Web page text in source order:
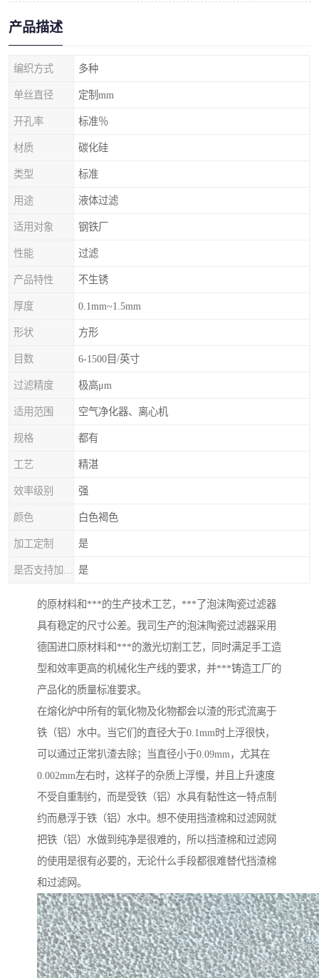
产品描述
编织方式 多种
单丝直径 定制mm
开孔率 标准％
材质 碳化硅
类型 标准
用途 液体过滤
适用对象 钢铁厂
性能 过滤
产品特性 不生锈
厚度 0.1mm~1.5mm
形状 方形
目数 6-1500目/英寸
过滤精度 极高μm
适用范围 空气净化器、离心机
规格 都有
工艺 精湛
效率级别 强
颜色 白色褐色
加工定制 是
是
的原材料和***的生产技术工艺，***了泡沫陶瓷过滤器
具有稳定的尺寸公差。我司生产的泡沫陶瓷过滤器采用
德国进口原材料和***的激光切割工艺，同时满足手工造
型和效率更高的机械化生产线的要求，并***铸造工厂的
产品化的质量标准要求。
在熔化炉中所有的氧化物及化物都会以渣的形式流离于
铁（铝）水中。当它们的直径大于0.1mm时上浮很快，
可以通过正常扒渣去除；当直径小于0.09mm，尤其在
0.002mm左右时，这样子的杂质上浮慢，并且上升速度
不受自重制约，而是受铁（铝）水具有黏性这一特点制
约而悬浮于铁（铝）水中。想不使用挡渣棉和过滤网就
把铁（铝）水做到纯净是很难的，所以挡渣棉和过滤网
的使用是很有必要的，无论什么手段都很难替代挡渣棉
和过滤网。